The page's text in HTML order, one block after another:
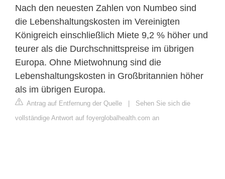
Nach den neuesten Zahlen von Numbeo sind
die Lebenshaltungskosten im Vereinigten
Königreich einschließlich Miete 9,2 % höher und
teurer als die Durchschnittspreise im übrigen
Europa. Ohne Mietwohnung sind die
Lebenshaltungskosten in Großbritannien höher
als im übrigen Europa.
Antrag auf Entfernung der Quelle | Sehen Sie sich die
vollständige Antwort auf foyerglobalhealth.com an